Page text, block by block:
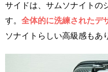
サイドは、サムソナイトの
す。 全体的に洗練されたデ
ソナイトらしい高級感もあ